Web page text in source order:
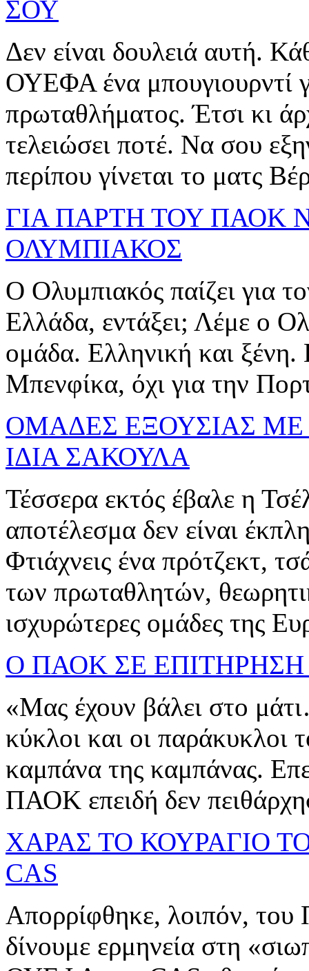
ΣΟΥ
Δεν είναι δουλειά αυτή.
ΟΥΕΦΑ ένα μπουγιουρντί
πρωταθλήματος. Έτσι κι
τελειώσει ποτέ. Να σου
περίπου γίνεται το ματς
ΓΙΑ ΠΑΡΤΗ ΤΟΥ ΠΑΟΚ
ΟΛΥΜΠΙΑΚΟΣ
Ο Ολυμπιακός παίζει για
Ελλάδα, εντάξει; Λέμε ο
ομάδα. Ελληνική και ξένη.
Μπενφίκα, όχι για την
ΟΜΑΔΕΣ ΕΞΟΥΣΙΑΣ
ΙΔΙΑ ΣΑΚΟΥΛΑ
Τέσσερα εκτός έβαλε η
αποτέλεσμα δεν είναι
Φτιάχνεις ένα πρότζεκτ,
των πρωταθλητών,
ισχυρώτερες ομάδες της
Ο ΠΑΟΚ ΣΕ
«Μας έχουν βάλει στο
κύκλοι και οι
καμπάνα της καμπάνας.
ΠΑΟΚ επειδή δεν
ΧΑΡΑΣ ΤΟ ΚΟΥΡΑΓΙΟ
CAS
Απορρίφθηκε, λοιπόν, του
δίνουμε ερμηνεία στη